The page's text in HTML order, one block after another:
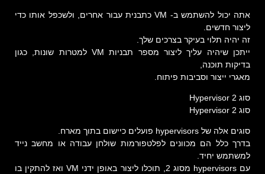
אתה יכול להשתמש ב- VM כתבנית עבור אחרים, ולשכפל אותו כדי
ליצור חדשים.
זה יהיה תלוי בעיקר בצרכים שלך.
ייתכן שיהיה עליך ליצור מספר תבניות VM למטרות שונות, כגון
בדיקות תוכנה,
מאגרי ייצור וסביבות פיתוח.
סוג 2 Hypervisor
סוג 2 Hypervisor
סוגים אלה של hypervisors פועלים כיישום בתוך מארח.
בדרך כלל הם מכוונים לפלטפורמות שולחן עבודה או מחשב נייד
למשתמש יחיד.
עם hypervisors מסוג 2, תוכלו ליצור באופן ידני VM ואז להתקין בו